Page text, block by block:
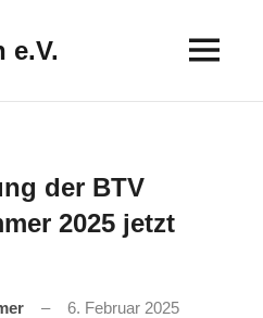
e.V.
der BTV
2025 jetzt
6. Februar 2025